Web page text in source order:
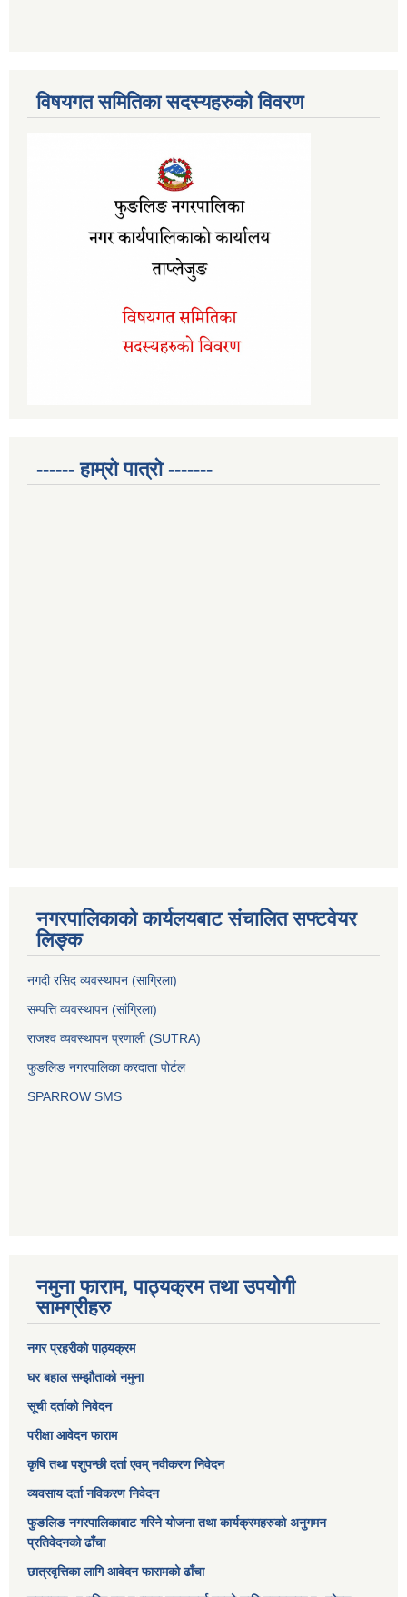
विषयगत समितिका सदस्यहरुको विवरण
------ हाम्रो पात्रो -------
नगरपालिकाको कार्यलयबाट संचालित सफ्टवेयर
लिङ्क
नगदी रसिद व्यवस्थापन (साग्रिला)
सम्पत्ति व्यवस्थापन (सांग्रिला)
राजश्व व्यवस्थापन प्रणाली (SUTRA)
फुङलिङ नगरपालिका करदाता पोर्टल
SPARROW SMS
नमुना फाराम, पाठ्यक्रम तथा उपयोगी
सामग्रीहरु
नगर प्रहरीको पाठ्यक्रम
घर बहाल सम्झौताको नमुना
सूची दर्ताको निवेदन
परीक्षा आवेदन फाराम
कृषि तथा पशुपन्छी दर्ता एवम् नवीकरण निवेदन
व्यवसाय दर्ता नविकरण निवेदन
फुङलिङ नगरपालिकाबाट गरिने योजना तथा कार्यक्रमहरुको अनुगमन
प्रतिवेदनको ढाँचा
छात्रवृत्तिका लागि आवेदन फारामको ढाँचा